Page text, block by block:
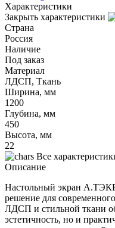
Характеристики
Закрыть характеристики
Страна
Россия
Наличие
Под заказ
Материал
ЛДСП, Ткань
Ширина, мм
1200
Глубина, мм
450
Высота, мм
22
Все
Описание
Настольный экран
решение для
ЛДСП и стильной ткани
эстетичность, но и